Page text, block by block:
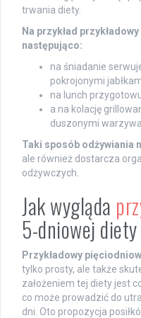
trwania diety.
Na przykład
następująco:
na śniadanie
pokrojonymi
na lunch
a na kolację
duszonymi
Taki sposób odżywiania
ale również dostarcza
odżywczych.
Jak wygląda
5-dniowej
Przykładowy
tylko prosty, ale także
założeniem tej diety jest
co może prowadzić do
dni. Oto propozycja